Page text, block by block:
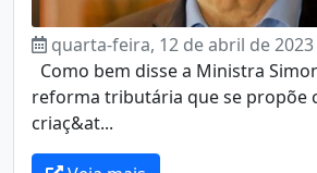
quarta-feira, 12 de abril de 2023
Como bem disse a Ministra
reforma tributária que se propõe
criaç&at...